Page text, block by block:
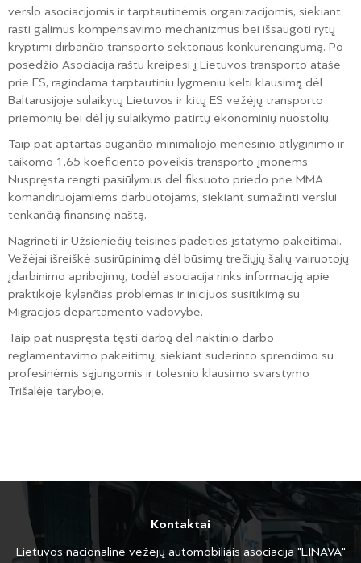
verslo asociacijomis ir tarptautinėmis organizacijomis, siekiant
rasti galimus kompensavimo mechanizmus bei išsaugoti rytų
kryptimi dirbančio transporto sektoriaus konkurencingumą. Po
posėdžio Asociacija raštu kreipėsi į Lietuvos transporto atašė
prie ES, ragindama tarptautiniu lygmeniu kelti klausimą dėl
Baltarusijoje sulaikytų Lietuvos ir kitų ES vežėjų transporto
priemonių bei dėl jų sulaikymo patirtų ekonominių nuostolių.
Taip pat aptartas augančio minimaliojo mėnesinio atlyginimo ir
taikomo 1,65 koeficiento poveikis transporto įmonėms.
Nuspręsta rengti pasiūlymus dėl fiksuoto priedo prie MMA
komandiruojamiems darbuotojams, siekiant sumažinti verslui
tenkančią finansinę naštą.
Nagrinėti ir Užsieniečių teisinės padėties įstatymo pakeitimai.
Vežėjai išreiškė susirūpinimą dėl būsimų trečiųjų šalių vairuotojų
įdarbinimo apribojimų, todėl asociacija rinks informaciją apie
praktikoje kylančias problemas ir inicijuos susitikimą su
Migracijos departamento vadovybe.
Taip pat nuspręsta tęsti darbą dėl naktinio darbo
reglamentavimo pakeitimų, siekiant suderinto sprendimo su
profesinėmis sąjungomis ir tolesnio klausimo svarstymo
Trišalėje taryboje.
Kontaktai
Lietuvos nacionalinė vežėjų automobiliais asociacija "LINAVA"